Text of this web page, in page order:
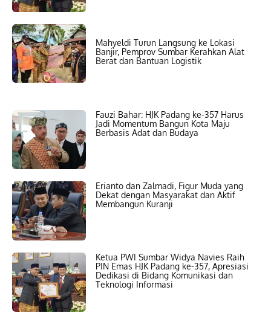
Mahyeldi Turun Langsung ke Lokasi
Banjir, Pemprov Sumbar Kerahkan Alat
Berat dan Bantuan Logistik
Fauzi Bahar: HJK Padang ke-357 Harus
Jadi Momentum Bangun Kota Maju
Berbasis Adat dan Budaya
Erianto dan Zalmadi, Figur Muda yang
Dekat dengan Masyarakat dan Aktif
Membangun Kuranji
Ketua PWI Sumbar Widya Navies Raih
PIN Emas HJK Padang ke-357, Apresiasi
Dedikasi di Bidang Komunikasi dan
Teknologi Informasi